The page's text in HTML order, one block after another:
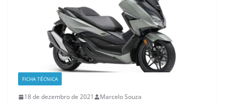
FICHA TÉCNICA
18 de dezembro de 2021 Marcelo Souza